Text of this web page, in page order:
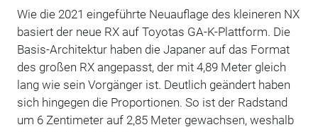
Wie die 2021 eingeführte Neuauflage des kleineren NX
basiert der neue RX auf Toyotas GA-K-Plattform. Die
Basis-Architektur haben die Japaner auf das Format
des großen RX angepasst, der mit 4,89 Meter gleich
lang wie sein Vorgänger ist. Deutlich geändert haben
sich hingegen die Proportionen. So ist der Radstand
um 6 Zentimeter auf 2,85 Meter gewachsen, weshalb